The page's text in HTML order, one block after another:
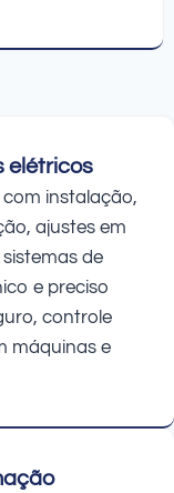
elétricos
instalação,
ajustes em
de
e preciso
controle
máquinas e